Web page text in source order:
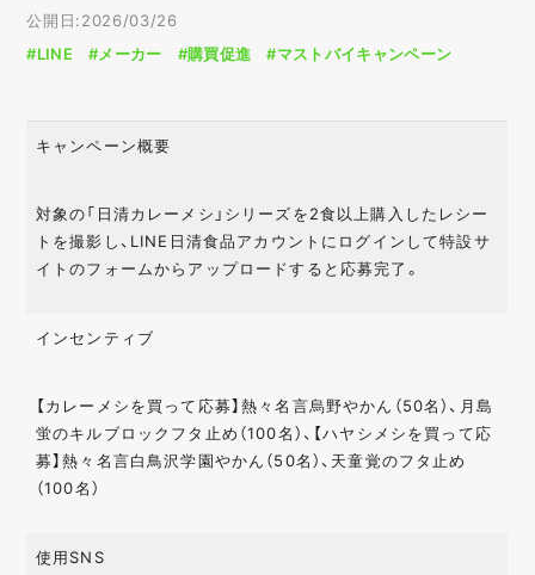
公開日:2026/03/26
#LINE
#メーカー #購買促進 #マストバイキャンペーン
キャンペーン概要
対象の「日清カレーメシ」シリーズを2食以上購入したレシー
トを撮影し、LINE日清食品アカウントにログインして特設サ
イトのフォームからアップロードすると応募完了。
インセンティブ
【カレーメシを買って応募】熱々名言烏野やかん（50名）、月島
蛍のキルブロックフタ止め（100名）、【ハヤシメシを買って応
募】熱々名言白鳥沢学園やかん（50名）、天童覚のフタ止め
（100名）
使用SNS